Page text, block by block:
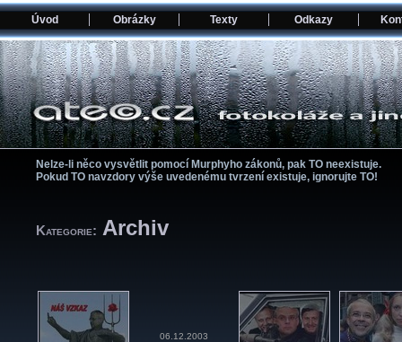
Úvod Obrázky Texty Odkazy
Nelze-li něco vysvětlit pomocí­ Murphyho zákonů, pak TO neexistuje.
Pokud TO navzdory výše uvedenému tvrzení­ existuje, ignorujte TO!
Kategorie: Archiv
06.12.2003